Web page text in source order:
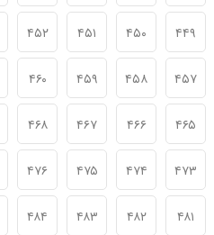
۴۴۹ ۴۵۰ ۴۵۱ ۴۵۲
۴۵۷ ۴۵۸ ۴۵۹ ۴۶۰
۴۶۵ ۴۶۶ ۴۶۷ ۴۶۸
۴۷۳ ۴۷۴ ۴۷۵ ۴۷۶
۴۸۱ ۴۸۲ ۴۸۳ ۴۸۴